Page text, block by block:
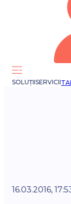
SOLUȚIISERVICII
16.03.2016,